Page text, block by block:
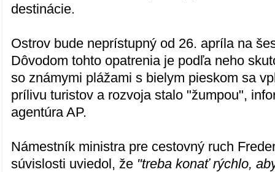
destinácie.
Ostrov bude neprístupný od 26. apríla na
Dôvodom tohto opatrenia je podľa neho
so známymi plážami s bielym pieskom sa
prílivu turistov a rozvoja stalo "žumpou",
agentúra AP.
Námestník ministra pre cestovný ruch
súvislosti uviedol, že "treba konať rýchlo,